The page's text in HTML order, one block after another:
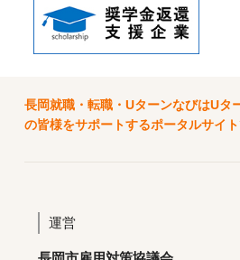
長岡就職・転職・UターンなびはUタ
の皆様をサポートするポータルサイト
運営